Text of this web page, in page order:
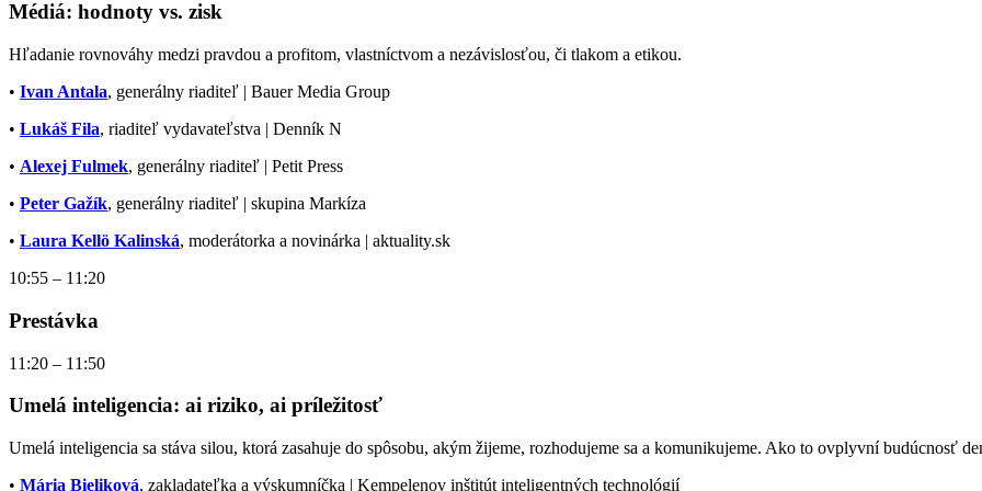
Médiá: hodnoty vs. zisk
Hľadanie rovnováhy medzi pravdou a profitom, vlastníctvom a nezávislosťou, či tlakom a etikou.
• Ivan Antala, generálny riaditeľ | Bauer Media Group
• Lukáš Fila, riaditeľ vydavateľstva | Denník N
• Alexej Fulmek, generálny riaditeľ | Petit Press
• Peter Gažík, generálny riaditeľ | skupina Markíza
• Laura Kellö Kalinská, moderátorka a novinárka | aktuality.sk
10:55 – 11:20
Prestávka
11:20 – 11:50
Umelá inteligencia: ai riziko, ai príležitosť
Umelá inteligencia sa stáva silou, ktorá zasahuje do spôsobu, akým žijeme, rozhodujeme sa a komunikujeme. Ako to ovplyvní budúcnosť
• Mária Bieliková, zakladateľka a výskumníčka | Kempelenov inštitút inteligentných technológií